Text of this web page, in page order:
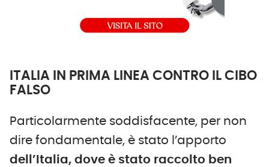
ITALIA IN PRIMA LINEA CONTRO IL CIBO
FALSO
Particolarmente soddisfacente, per non
dire fondamentale, è stato l’apporto
dell’Italia, dove è stato raccolto ben